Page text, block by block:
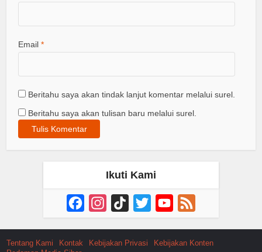
Email*
Beritahu saya akan tindak lanjut komentar melalui surel.
Beritahu saya akan tulisan baru melalui surel.
Ikuti Kami
FacebookInstagram
TikTok Twitter YouTube
Channel
Tentang Kami Kontak Kebijakan Privasi
Kebijakan Konten